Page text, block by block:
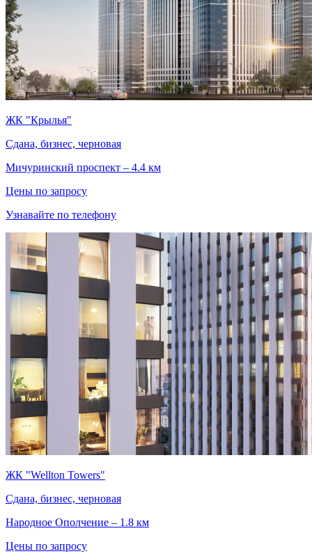
ЖК "Крылья"
Сдана, бизнес, черновая
Мичуринский проспект – 4.4 км
Цены по запросу
Узнавайте по телефону
ЖК "Wellton Towers"
Сдана, бизнес, черновая
Народное Ополчение – 1.8 км
Цены по запросу